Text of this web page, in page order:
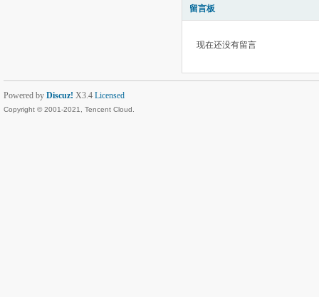
留言板
现在还没有留言
Powered by Discuz! X3.4 Licensed
Copyright © 2001-2021, Tencent Cloud.